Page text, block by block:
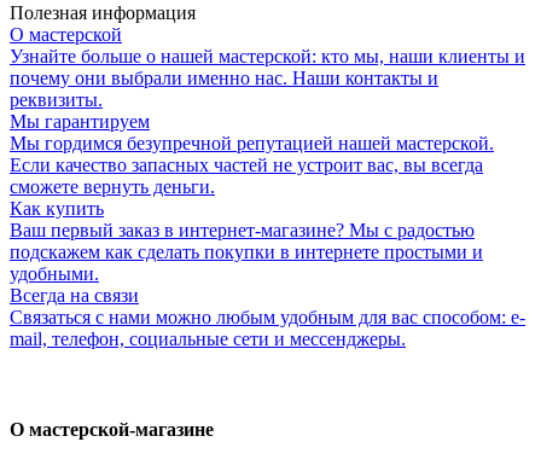
Полезная информация
О мастерской
Узнайте больше о нашей мастерской: кто мы, наши клиенты и
почему они выбрали именно нас. Наши контакты и
реквизиты.
Мы гарантируем
Мы гордимся безупречной репутацией нашей мастерской.
Если качество запасных частей не устроит вас, вы всегда
сможете вернуть деньги.
Как купить
Ваш первый заказ в интернет-магазине? Мы с радостью
подскажем как сделать покупки в интернете простыми и
удобными.
Всегда на связи
Связаться с нами можно любым удобным для вас способом: e-
mail, телефон, социальные сети и мессенджеры.
О мастерской-магазине